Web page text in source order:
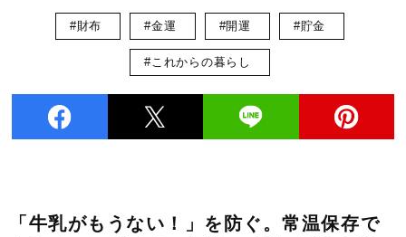
#財布 #金運 #開運 #貯金
#これからの暮らし
「牛乳がもうない！」を防ぐ。常温保存で